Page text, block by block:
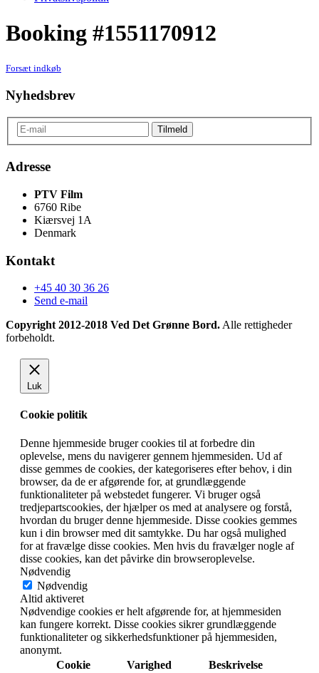
Booking #1551170912
Forsæt indkøb
Nyhedsbrev
Adresse
PTV Film
6760 Ribe
Kiærsvej 1A
Denmark
Kontakt
+45 40 30 36 26
Send e-mail
Copyright 2012-2018 Ved Det Grønne Bord. Alle rettigheder
forbeholdt.
Luk
Cookie politik
Denne hjemmeside bruger cookies til at forbedre din
oplevelse, mens du navigerer gennem hjemmesiden. Ud af
disse gemmes de cookies, der kategoriseres efter behov, i din
browser, da de er afgørende for, at grundlæggende
funktionaliteter på webstedet fungerer. Vi bruger også
tredjepartscookies, der hjælper os med at analysere og forstå,
hvordan du bruger denne hjemmeside. Disse cookies gemmes
kun i din browser med dit samtykke. Du har også mulighed
for at fravælge disse cookies. Men hvis du fravælger nogle af
disse cookies, kan det påvirke din browseroplevelse.
Nødvendig
Nødvendig
Altid aktiveret
Nødvendige cookies er helt afgørende for, at hjemmesiden
kan fungere korrekt. Disse cookies sikrer grundlæggende
funktionaliteter og sikkerhedsfunktioner på hjemmesiden,
anonymt.
Cookie
Varighed Beskrivelse